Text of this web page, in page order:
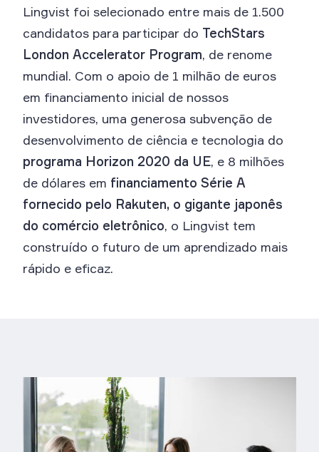
Lingvist foi selecionado entre mais de 1.500
candidatos para participar do TechStars
London Accelerator Program, de renome
mundial. Com o apoio de 1 milhão de euros
em financiamento inicial de nossos
investidores, uma generosa subvenção de
desenvolvimento de ciência e tecnologia do
programa Horizon 2020 da UE, e 8 milhões
de dólares em financiamento Série A
fornecido pelo Rakuten, o gigante japonês
do comércio eletrônico, o Lingvist tem
construído o futuro de um aprendizado mais
rápido e eficaz.